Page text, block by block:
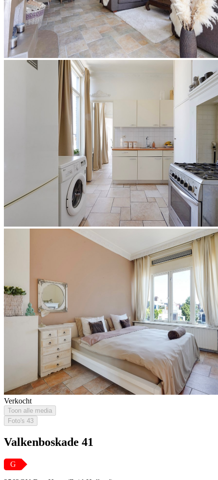
Verkocht
Toon alle media
Foto's 43
Valkenboskade 41
G